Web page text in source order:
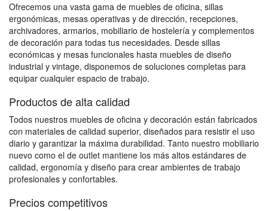
Ofrecemos una vasta gama de muebles de oficina, sillas
ergonómicas, mesas operativas y de dirección, recepciones,
archivadores, armarios, mobiliario de hostelería y complementos
de decoración para todas tus necesidades. Desde sillas
económicas y mesas funcionales hasta muebles de diseño
industrial y vintage, disponemos de soluciones completas para
equipar cualquier espacio de trabajo.
Productos de alta calidad
Todos nuestros muebles de oficina y decoración están fabricados
con materiales de calidad superior, diseñados para resistir el uso
diario y garantizar la máxima durabilidad. Tanto nuestro mobiliario
nuevo como el de outlet mantiene los más altos estándares de
calidad, ergonomía y diseño para crear ambientes de trabajo
profesionales y confortables.
Precios competitivos